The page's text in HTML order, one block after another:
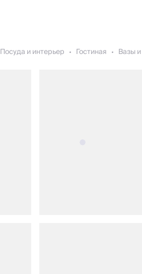
Посуда и интерьер Гостиная Вазы